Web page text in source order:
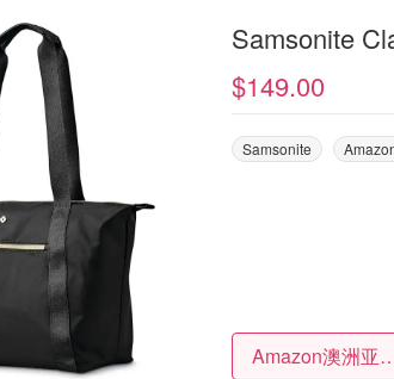
Samsonite
$149.00
Samsonite
Amazon